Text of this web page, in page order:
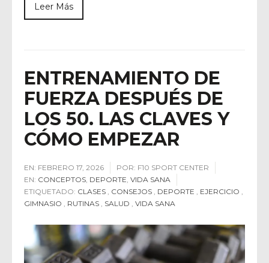
Leer Más
ENTRENAMIENTO DE
FUERZA DESPUÉS DE
LOS 50. LAS CLAVES Y
CÓMO EMPEZAR
EN: FEBRERO 17, 2026 POR: F10 SPORT CENTER
EN: CONCEPTOS, DEPORTE, VIDA SANA
ETIQUETADO: CLASES , CONSEJOS , DEPORTE , EJERCICIO ,
GIMNASIO , RUTINAS , SALUD , VIDA SANA